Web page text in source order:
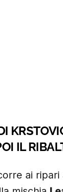
IL
ai ripari